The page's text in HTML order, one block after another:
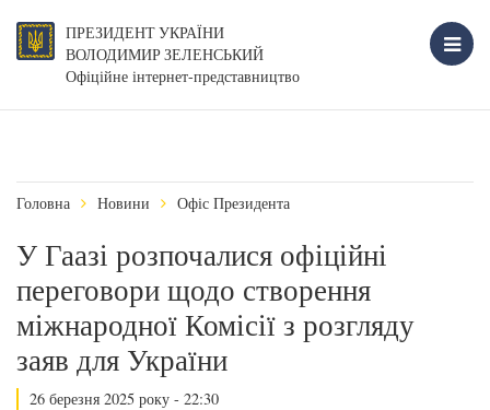
ПРЕЗИДЕНТ УКРАЇНИ
ВОЛОДИМИР ЗЕЛЕНСЬКИЙ
Офіційне інтернет-представництво
Головна Новини Офіс Президента
У Гаазі розпочалися офіційні
переговори щодо створення
міжнародної Комісії з розгляду
заяв для України
26 березня 2025 року - 22:30